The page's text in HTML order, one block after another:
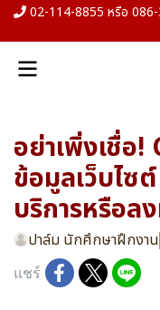
02-114-8855 หรือ 086-
อย่าเพิ่งเชื่อ
ข้อมูลเว็บไซ
บริการหรือล
ปาล์ม นักศึกษาฝึกงาน
แชร์